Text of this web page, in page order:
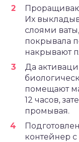
Их
слоями
покрывала
накрывают
Да
помещают
12 часов,
промывая.
контейнер